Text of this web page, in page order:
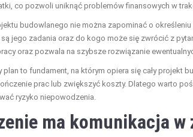
co pozwoli uniknąć problemów finansowych w
budowlanego nie można zapominać o
jego zadania oraz do kogo może się zwrócić z
oraz pozwala na szybsze rozwiązanie
plan to fundament, na którym opiera się cały projekt
prac lub zwiększyć koszty. Dlatego warto
ryzyko niepowodzenia.
ma komunikacja